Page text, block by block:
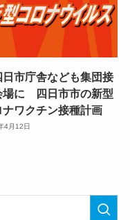
日市庁舎なども集団接
場に 四日市市の新型
ナワクチン接種計画
4月12日